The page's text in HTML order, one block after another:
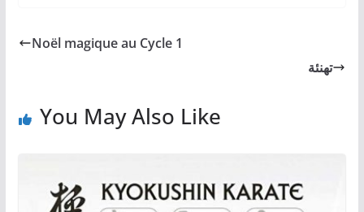
Noël magique au Cycle 1
تهنئة
You May Also Like